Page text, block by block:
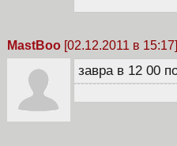
MastBoo [02.12.2011 в 15:17]
завра в 12 00